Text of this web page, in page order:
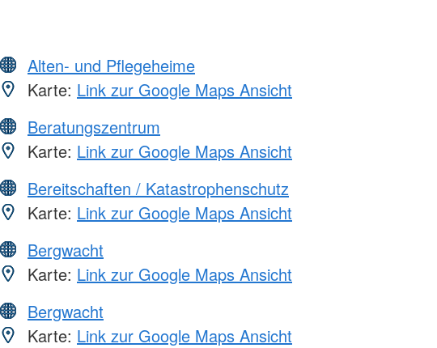
Alten- und Pflegeheime
Karte: Link zur Google Maps Ansicht
Beratungszentrum
Karte: Link zur Google Maps Ansicht
Bereitschaften / Katastrophenschutz
Karte: Link zur Google Maps Ansicht
Bergwacht
Karte: Link zur Google Maps Ansicht
Bergwacht
Karte: Link zur Google Maps Ansicht